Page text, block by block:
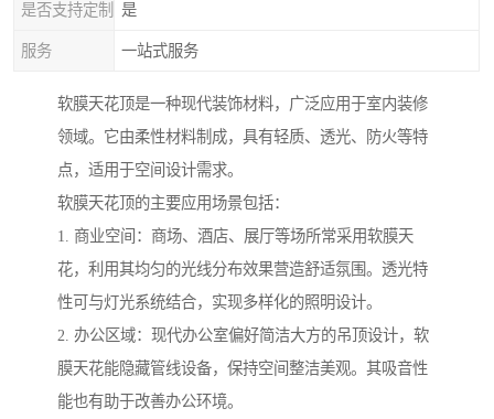
是否支持定制 是
服务 一站式服务
软膜天花顶是一种现代装饰材料，广泛应用于室内装修
领域。它由柔性材料制成，具有轻质、透光、防火等特
点，适用于空间设计需求。
软膜天花顶的主要应用场景包括：
1. 商业空间：商场、酒店、展厅等场所常采用软膜天
花，利用其均匀的光线分布效果营造舒适氛围。透光特
性可与灯光系统结合，实现多样化的照明设计。
2. 办公区域：现代办公室偏好简洁大方的吊顶设计，软
膜天花能隐藏管线设备，保持空间整洁美观。其吸音性
能也有助于改善办公环境。